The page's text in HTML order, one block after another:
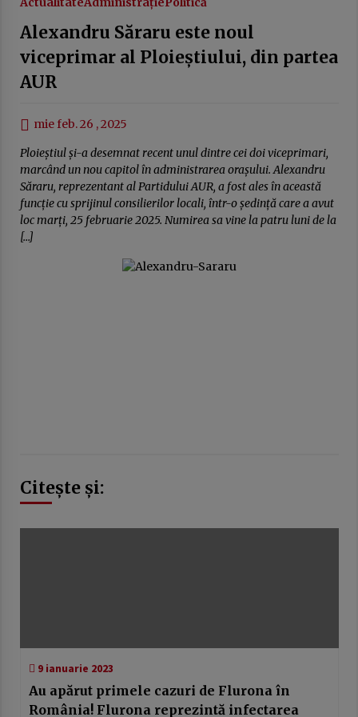
Alexandru Săraru este noul
viceprimar al Ploieștiului, din partea
AUR
mie feb. 26 , 2025
Ploieștiul și-a desemnat recent unul dintre cei doi viceprimari,
marcând un nou capitol în administrarea orașului. Alexandru
Săraru, reprezentant al Partidului AUR, a fost ales în această
funcție cu sprijinul consilierilor locali, într-o ședință care a avut
loc marți, 25 februarie 2025. Numirea sa vine la patru luni de la
[…]
Citește și:
9 ianuarie 2023
Au apărut primele cazuri de Flurona în
România! Flurona reprezintă infectarea